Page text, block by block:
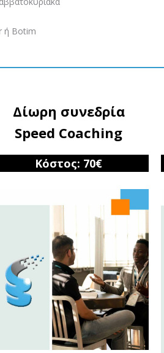
ή Botim
Δίωρη συνεδρία
Speed Coaching
Κόστος: 70€